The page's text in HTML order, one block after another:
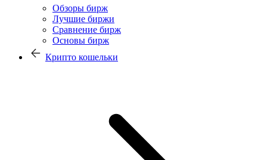
Обзоры бирж
Лучшие биржи
Сравнение бирж
Основы бирж
Крипто кошельки